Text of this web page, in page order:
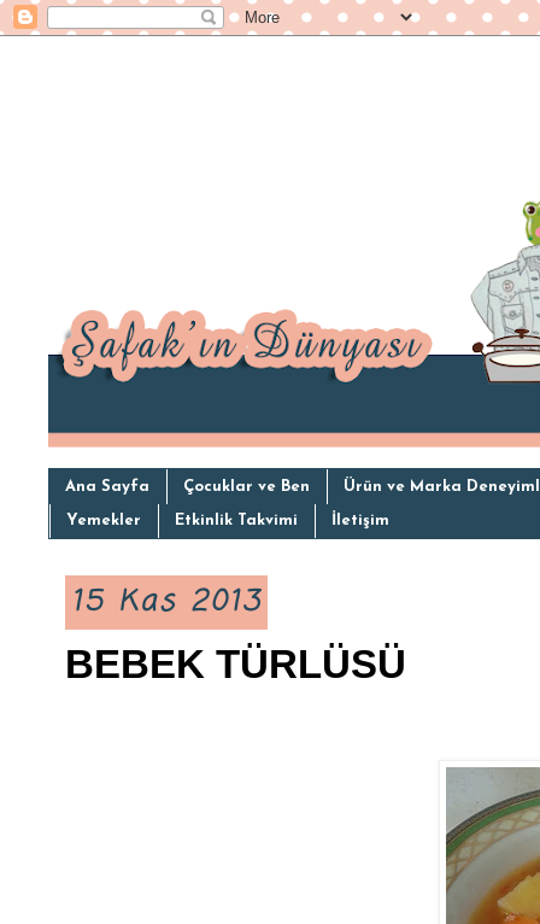
Ana Sayfa Çocuklar ve Ben Ürün ve Marka
Yemekler Etkinlik Takvimi İletişim
15 Kas 2013
BEBEK TÜRLÜSÜ